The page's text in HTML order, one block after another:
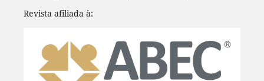
Revista afiliada à: